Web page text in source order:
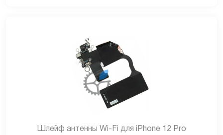
Шлейф антенны Wi-Fi для iPhone 12 Pro